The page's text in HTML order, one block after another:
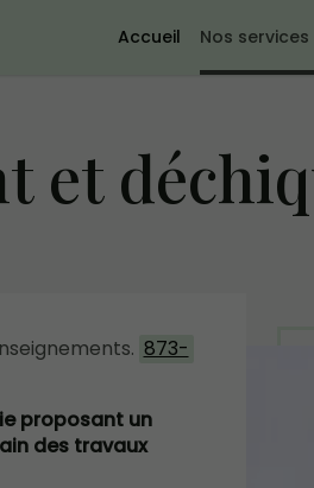
Accueil Nos services
et
873-
proposant un
des travaux